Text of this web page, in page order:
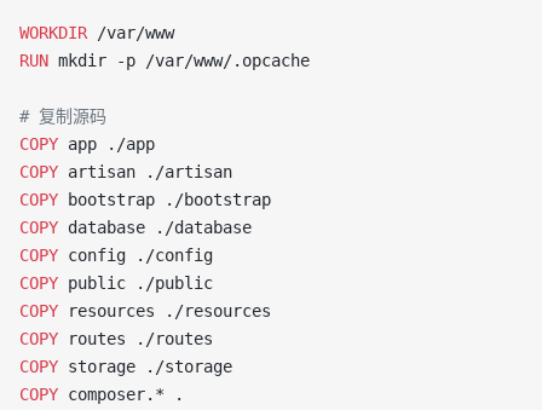
WORKDIR /var/www
RUN mkdir -p /var/www/.opcache
# 复制源码
COPY app ./app
COPY artisan ./artisan
COPY bootstrap ./bootstrap
COPY database ./database
COPY config ./config
COPY public ./public
COPY resources ./resources
COPY routes ./routes
COPY storage ./storage
COPY composer.* .